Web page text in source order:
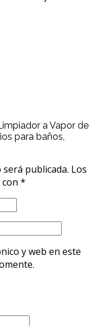
a Vapor de
para baños,
publicada. Los
*
y web en este